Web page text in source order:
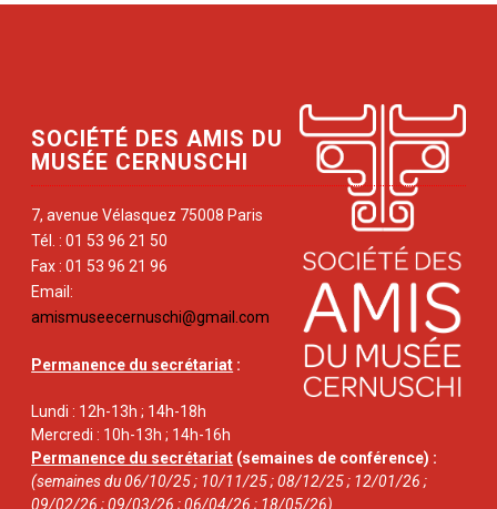
SOCIÉTÉ DES AMIS DU
MUSÉE CERNUSCHI
7, avenue Vélasquez 75008 Paris
Tél. : 01 53 96 21 50
Fax : 01 53 96 21 96
Email:
amismuseecernuschi@gmail.com
Permanence du secrétariat :
Lundi : 12h-13h ; 14h-18h
Mercredi : 10h-13h ; 14h-16h
Permanence du secrétariat (semaines de conférence) :
(semaines du 06/10/25 ; 10/11/25 ; 08/12/25 ; 12/01/26 ;
09/02/26 ; 09/03/26 ; 06/04/26 ; 18/05/26)